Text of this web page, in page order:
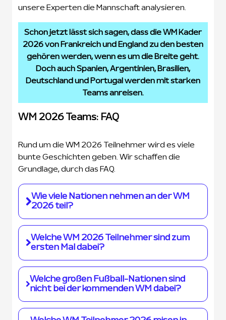
unsere Experten die Mannschaft analysieren.
Schon jetzt lässt sich sagen, dass die WM Kader
2026 von Frankreich und England zu den besten
gehören werden, wenn es um die Breite geht.
Doch auch Spanien, Argentinien, Brasilien,
Deutschland und Portugal werden mit starken
Teams anreisen.
WM 2026 Teams: FAQ
Rund um die WM 2026 Teilnehmer wird es viele
bunte Geschichten geben. Wir schaffen die
Grundlage, durch das FAQ.
Wie viele Nationen nehmen an der WM
2026 teil?
Die Weltmeisterschaft wird im Sommer 2026
mit 48 Teilnehmern ausgetragen. So viele
Welche WM 2026 Teilnehmer sind zum
ersten Mal dabei?
Die WM-Debütanten heißen Curacao, Kap
Verde, Jordanien und Usbekistan.
Welche großen Fußball-Nationen sind
nicht bei der kommenden WM dabei?
Bei der Weltmeisterschaft in den USA, Kanada